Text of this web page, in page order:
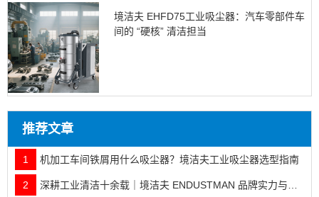
境洁夫 EHFD75工业吸尘器：汽车零部件车
间的 “硬核” 清洁担当
推荐文章
1 机加工车间铁屑用什么吸尘器？境洁夫工业吸尘器选型指南
2 深耕工业清洁十余载｜境洁夫 ENDUSTMAN 品牌实力与全行业落地案例